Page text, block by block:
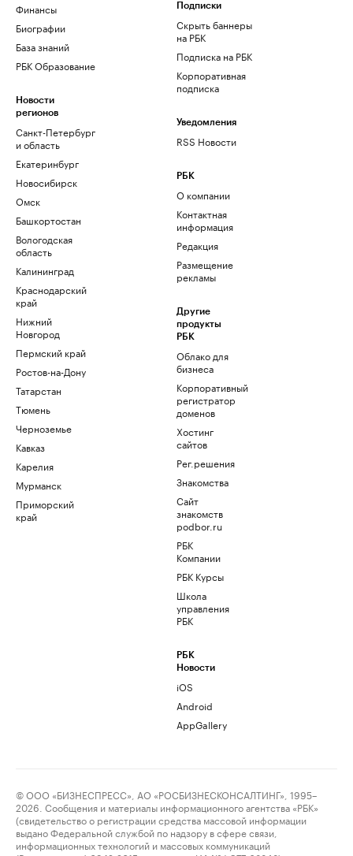
Финансы
Биографии
База знаний
РБК Образование
Новости
регионов
Санкт-Петербург
и область
Екатеринбург
Новосибирск
Омск
Башкортостан
Вологодская
область
Калининград
Краснодарский
край
Нижний
Новгород
Пермский край
Ростов-на-Дону
Татарстан
Тюмень
Черноземье
Кавказ
Карелия
Мурманск
Приморский
край
Подписки
Скрыть баннеры
на РБК
Подписка на РБК
Корпоративная
подписка
Уведомления
RSS Новости
РБК
О компании
Контактная
информация
Редакция
Размещение
рекламы
Другие
продукты
РБК
Облако для
бизнеса
Корпоративный
регистратор
доменов
Хостинг
сайтов
Рег.решения
Знакомства
Сайт
знакомств
podbor.ru
РБК
Компании
РБК Курсы
Школа
управления
РБК
РБК
Новости
iOS
Android
AppGallery
© ООО «БИЗНЕСПРЕСС», АО «РОСБИЗНЕСКОНСАЛТИНГ», 1995–
2026. Сообщения и материалы информационного агентства «РБК»
(свидетельство о регистрации средства массовой информации
выдано Федеральной службой по надзору в сфере связи,
информационных технологий и массовых коммуникаций